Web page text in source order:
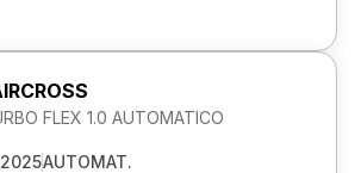
FLEX 1.0 AUTOMATICO
AUTOMAT.